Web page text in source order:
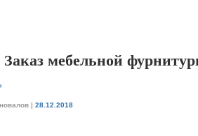
Заказ мебельной
| 28.12.2018